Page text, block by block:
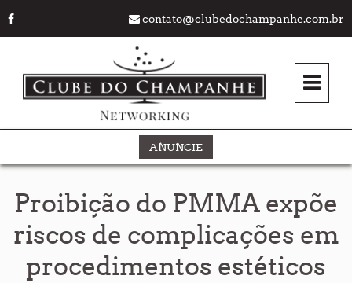
contato@clubedochampanhe.com.br
ANUNCIE
Proibição do PMMA expõe
riscos de complicações em
procedimentos estéticos